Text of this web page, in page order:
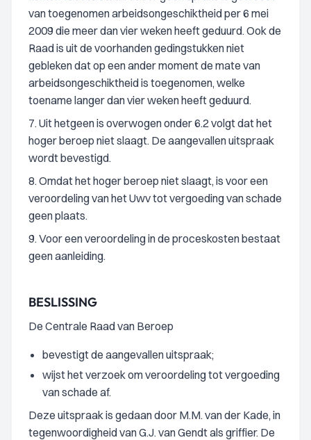
van toegenomen arbeidsongeschiktheid per 6 mei
2009 die meer dan vier weken heeft geduurd. Ook de
Raad is uit de voorhanden gedingstukken niet
gebleken dat op een ander moment de mate van
arbeidsongeschiktheid is toegenomen, welke
toename langer dan vier weken heeft geduurd.
7. Uit hetgeen is overwogen onder 6.2 volgt dat het
hoger beroep niet slaagt. De aangevallen uitspraak
wordt bevestigd.
8. Omdat het hoger beroep niet slaagt, is voor een
veroordeling van het Uwv tot vergoeding van schade
geen plaats.
9. Voor een veroordeling in de proceskosten bestaat
geen aanleiding.
BESLISSING
De Centrale Raad van Beroep
bevestigt de aangevallen uitspraak;
wijst het verzoek om veroordeling tot vergoeding
van schade af.
Deze uitspraak is gedaan door M.M. van der Kade, in
tegenwoordigheid van G.J. van Gendt als griffier. De